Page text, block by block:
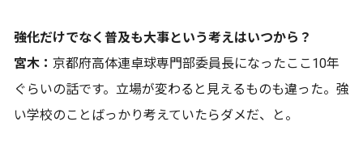
――強化だけでなく普及も大事という考えはいつから？
宮木： 京都府高体連卓球専門部委員長になったここ10年
ぐらいの話です。立場が変わると見えるものも違った。強
い学校のことばっかり考えていたらダメだ、と。